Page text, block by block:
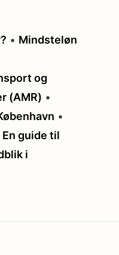
• Mindsteløn
og
(AMR) •
•
guide til
i